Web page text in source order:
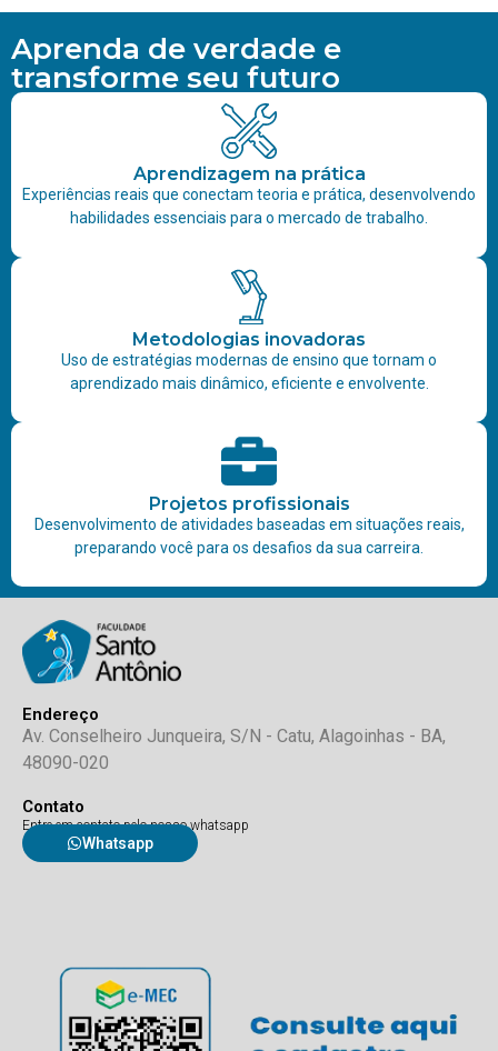
Aprenda de verdade e
transforme seu futuro
Aprendizagem na prática
Experiências reais que conectam teoria e prática, desenvolvendo
habilidades essenciais para o mercado de trabalho.
Metodologias inovadoras
Uso de estratégias modernas de ensino que tornam o
aprendizado mais dinâmico, eficiente e envolvente.
Projetos profissionais
Desenvolvimento de atividades baseadas em situações reais,
preparando você para os desafios da sua carreira.
Endereço
Av. Conselheiro Junqueira, S/N - Catu, Alagoinhas - BA,
48090-020
Contato
Entre em contato pelo nosso whatsapp
Whatsapp